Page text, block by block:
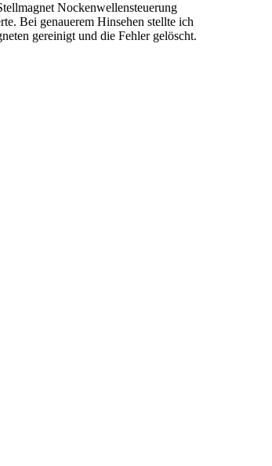
Nockenwellensteuerung
Bei genauerem Hinsehen stellte ich
gereinigt und die Fehler gelöscht.